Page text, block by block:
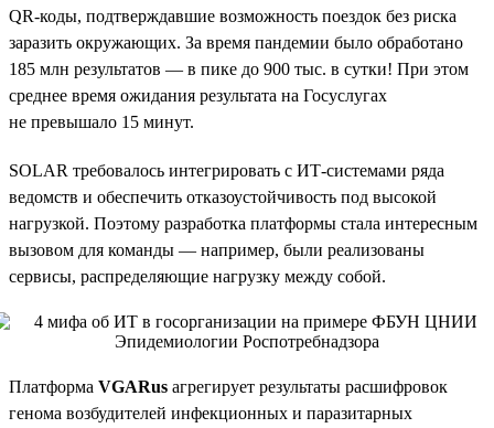
QR-коды, подтверждавшие возможность поездок без риска
заразить окружающих. За время пандемии было обработано
185 млн результатов — в пике до 900 тыс. в сутки! При этом
среднее время ожидания результата на Госуслугах
не превышало 15 минут.
SOLAR требовалось интегрировать с ИТ-системами ряда
ведомств и обеспечить отказоустойчивость под высокой
нагрузкой. Поэтому разработка платформы стала интересным
вызовом для команды — например, были реализованы
сервисы, распределяющие нагрузку между собой.
Платформа VGARus агрегирует результаты расшифровок
генома возбудителей инфекционных и паразитарных